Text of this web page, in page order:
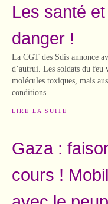
Les santé
danger !
La CGT des Sdis annonce
d’autrui. Les soldats du feu
molécules toxiques, mais
conditions...
LIRE LA SUITE
Gaza :
cours !